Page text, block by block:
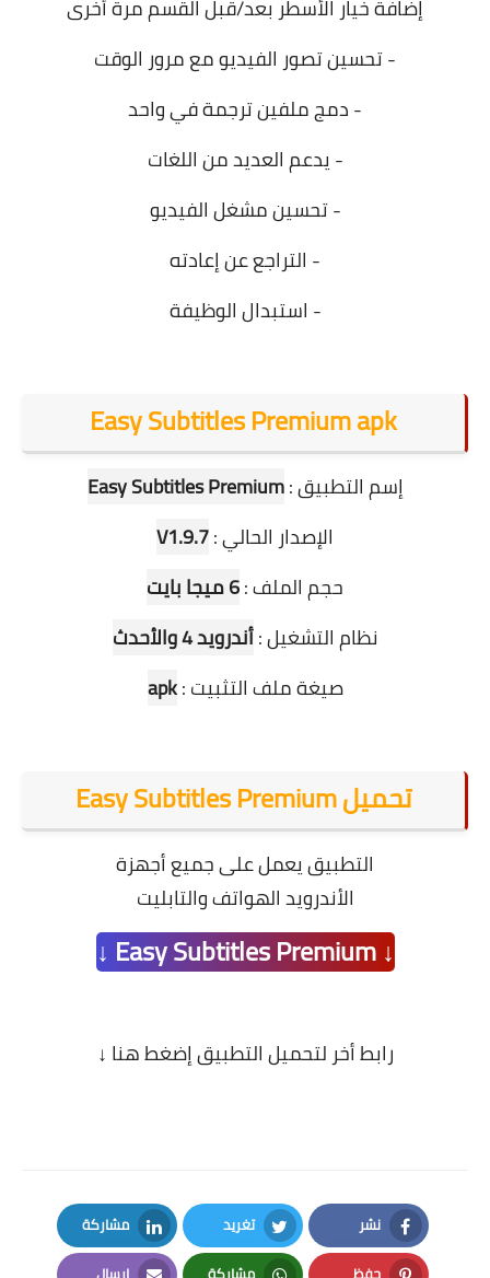
إضافة خيار الأسطر بعد/قبل القسم مرة أخرى
- تحسين تصور الفيديو مع مرور الوقت
- دمج ملفين ترجمة في واحد
- يدعم العديد من اللغات
- تحسين مشغل الفيديو
- التراجع عن إعادته
- استبدال الوظيفة
Easy Subtitles Premium apk
إسم التطبيق :Easy Subtitles Premium
الإصدار الحالي :V1.9.7
حجم الملف :6 ميجا بايت
نظام التشغيل :أندرويد 4 والأحدث
صيغة ملف التثبيت :apk
تحميل Easy Subtitles Premium
التطبيق يعمل على جميع أجهزة
الأندرويد الهواتف والتابليت
↓ Easy Subtitles Premium ↓
رابط أخر لتحميل التطبيقإضغط هنا ↓
نشر
Facebook
تغريد
Twitter
مشاركة
LinkedIn